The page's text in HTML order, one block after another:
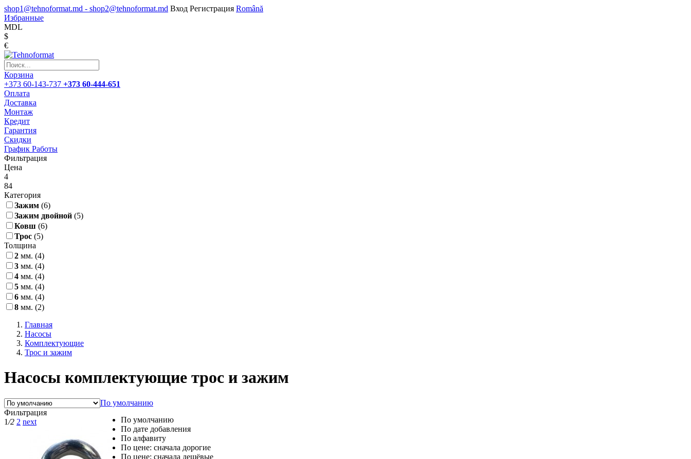
shop1@tehnoformat.md - shop2@tehnoformat.md Вход Регистрация Română
Избранные
MDL
$
€
Корзина
+373 60-143-737 +373 60-444-651
Оплата
Доставка
Монтаж
Кредит
Гарантия
Скидки
График Работы
Фильтрация
Цена
4
84
Категория
Зажим (6)
Зажим двойной (5)
Ковш (6)
Трос (5)
Толщина
2 мм. (4)
3 мм. (4)
4 мм. (4)
5 мм. (4)
6 мм. (4)
8 мм. (2)
Главная
Насосы
Комплектующие
Трос и зажим
Насосы комплектующие трос и зажим
По умолчанию
Фильтрация
1/2 2 next
По умолчанию
По дате добавления
По алфавиту
По цене: сначала дорогие
По цене: сначала дешёвые